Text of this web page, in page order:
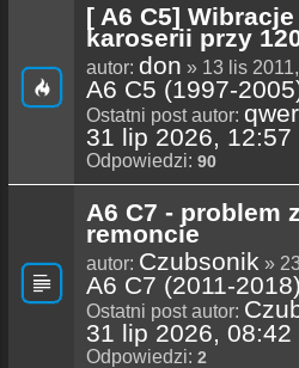
[ A6 C5]
karoserii przy
autor: don » 13 lis
A6 C5 (1997-
Ostatni post autor:
31 lip 2026, 12:57
Odpowiedzi: 90
A6 C7 - problem
remoncie
autor: Czubsonik »
A6 C7 (2011-2018)
Ostatni post autor:
31 lip 2026, 08:42
Odpowiedzi: 2